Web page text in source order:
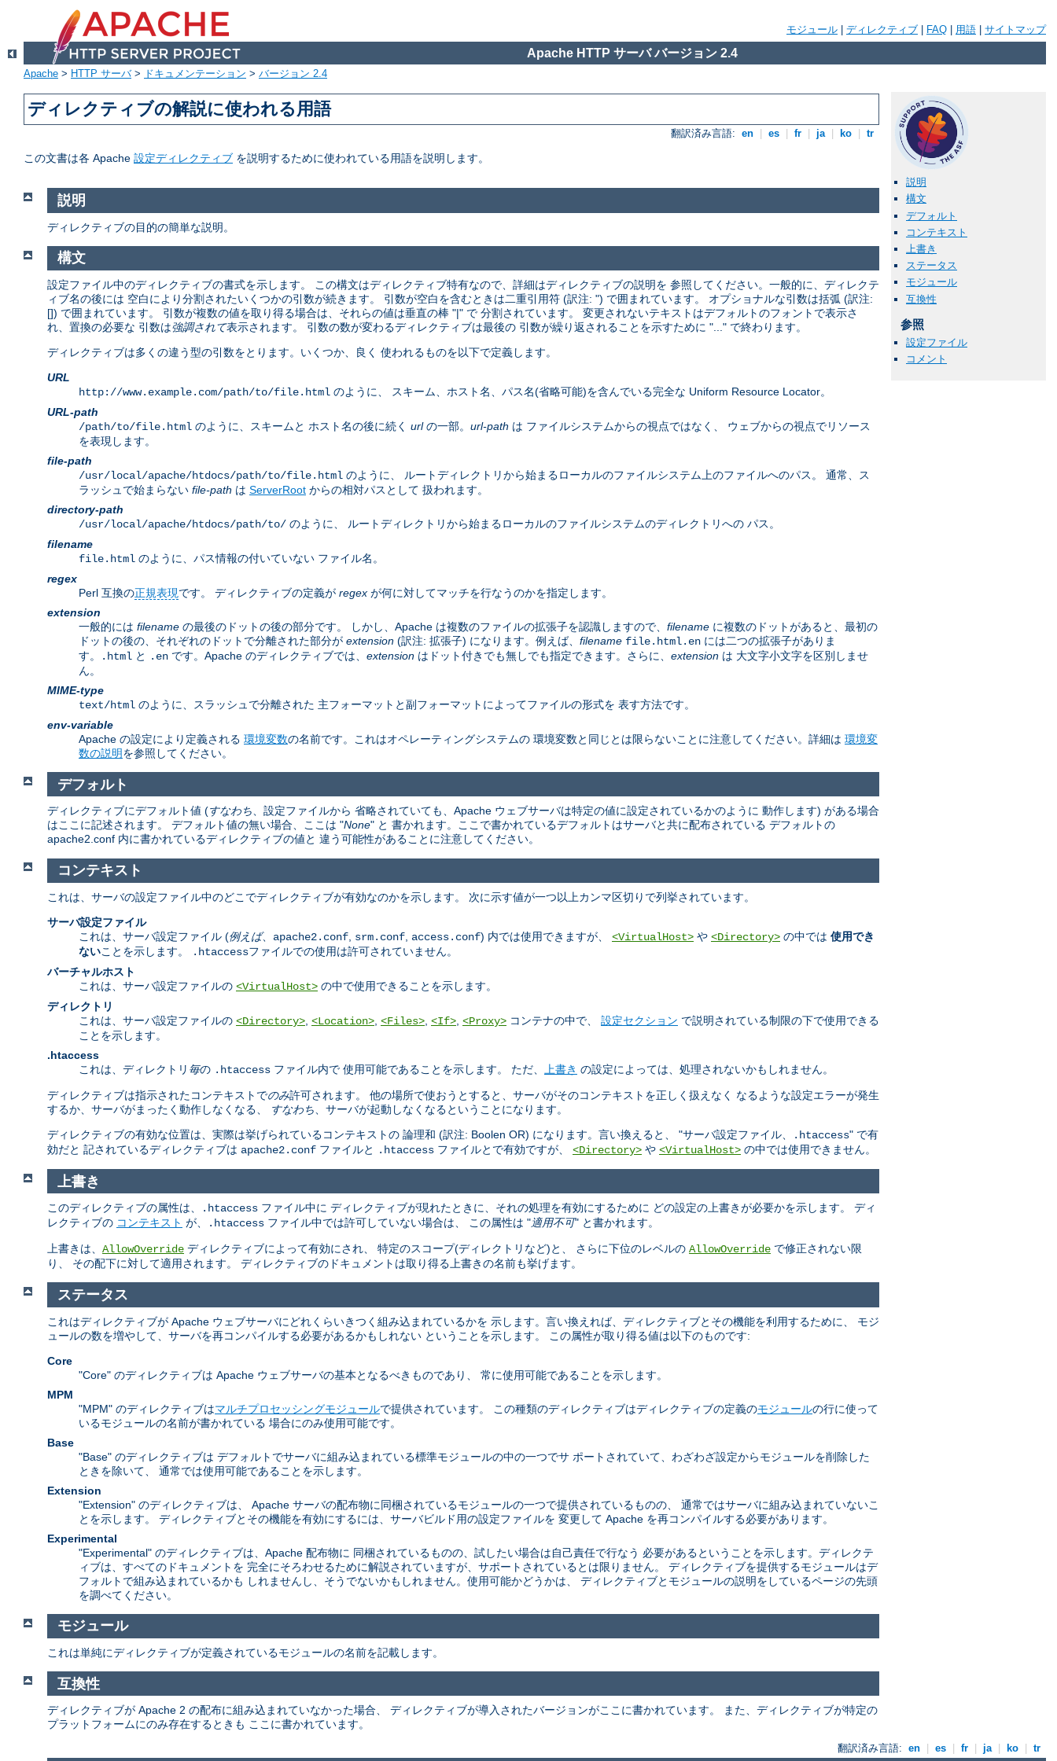
モジュール ディレクティブ FAQ 用語 サイトマップ
Apache HTTP サーバ バージョン 2.4
Apache > HTTP サーバ> ドキュメンテーション > バージョン 2.4
ディレクティブの解説に使われる用語
翻訳済み言語: en es fr ja ko tr
この文書は各 Apache 設定ディレクティブ を説明するために使われている用語を説明します。
説明
構文
デフォルト
コンテキスト
上書き
ステータス
モジュール
互換性
参照
設定ファイル
コメント
説明
ディレクティブの目的の簡単な説明。
構文
設定ファイル中のディレクティブの書式を示します。 この構文はディレクティブ特有なので、詳細はディレクティブの説明を 参照してください。一般的に、ディレクテ
ィブ名の後には 空白により分割されたいくつかの引数が続きます。 引数が空白を含むときは二重引用符 (訳注: ") で囲まれています。 オプショナルな引数は括弧 (訳注:
[]) で囲まれています。 引数が複数の値を取り得る場合は、それらの値は垂直の棒 "|" で 分割されています。 変更されないテキストはデフォルトのフォントで表示さ
れ、置換の必要な 引数は強調されて表示されます。 引数の数が変わるディレクティブは最後の 引数が繰り返されることを示すために "..." で終わります。
ディレクティブは多くの違う型の引数をとります。いくつか、良く 使われるものを以下で定義します。
URL
http://www.example.com/path/to/file.html のように、 スキーム、ホスト名、パス名(省略可能)を含んでいる完全な Uniform Resource Locator。
URL-path
/path/to/file.html のように、スキームと ホスト名の後に続く urlの一部。 url-path は ファイルシステムからの視点ではなく、 ウェブからの視点でリソース
を表現します。
file-path
/usr/local/apache/htdocs/path/to/file.html のように、 ルートディレクトリから始まるローカルのファイルシステム上のファイルへのパス。 通常、ス
ラッシュで始まらない file-path は ServerRoot からの相対パスとして 扱われます。
directory-path
/usr/local/apache/htdocs/path/to/ のように、 ルートディレクトリから始まるローカルのファイルシステムのディレクトリへの パス。
filename
file.html のように、パス情報の付いていない ファイル名。
regex
Perl 互換の正規表現です。 ディレクティブの定義が regex が何に対してマッチを行なうのかを指定します。
extension
一般的には filename の最後のドットの後の部分です。 しかし、Apache は複数のファイルの拡張子を認識しますので、 filename に複数のドットがあると、最初の
ドットの後の、それぞれのドットで分離された部分が extension (訳注: 拡張子) になります。例えば、 filename file.html.en には二つの拡張子がありま
す。
.html と .en です。Apache のディレクティブでは、 extension はドット付きでも無しでも指定できます。さらに、 extension は 大文字小文字を区別しませ
ん。
MIME-type
text/html のように、スラッシュで分離された 主フォーマットと副フォーマットによってファイルの形式を 表す方法です。
env-variable
Apache の設定により定義される 環境変数の名前です。これはオペレーティングシステムの 環境変数と同じとは限らないことに注意してください。詳細は 環境変
数の説明を参照してください。
デフォルト
ディレクティブにデフォルト値 (すなわち、設定ファイルから 省略されていても、Apache ウェブサーバは特定の値に設定されているかのように 動作します) がある場合
はここに記述されます。 デフォルト値の無い場合、ここは "None" と 書かれます。ここで書かれているデフォルトはサーバと共に配布されている デフォルトの
apache2.conf 内に書かれているディレクティブの値と 違う可能性があることに注意してください。
コンテキスト
これは、サーバの設定ファイル中のどこでディレクティブが有効なのかを示します。 次に示す値が一つ以上カンマ区切りで列挙されています。
サーバ設定ファイル
これは、サーバ設定ファイル (例えば、 apache2.conf srm.conf access.conf) 内では使用できますが、 <VirtualHost> や <Directory> の中では 使用でき
ないことを示します。 .htaccessファイルでの使用は許可されていません。
バーチャルホスト
これは、サーバ設定ファイルの <VirtualHost> の中で使用できることを示します。
ディレクトリ
これは、サーバ設定ファイルの <Directory> <Location> <Files> <If> <Proxy> コンテナの中で、 設定セクション で説明されている制限の下で使用できる
ことを示します。
.htaccess
これは、ディレクトリ 毎の .htaccess ファイル内で 使用可能であることを示します。 ただ、 上書き の設定によっては、処理されないかもしれません。
ディレクティブは指示されたコンテキストでのみ許可されます。 他の場所で使おうとすると、サーバがそのコンテキストを正しく扱えなく なるような設定エラーが発生
するか、サーバがまったく動作しなくなる、
すなわち 、サーバが起動しなくなるということになります。
ディレクティブの有効な位置は、実際は挙げられているコンテキストの 論理和 (訳注: Boolen OR) になります。言い換えると、 "サーバ設定ファイル、.htaccess" で有
効だと 記されているディレクティブは apache2.conf ファイルと .htaccess ファイルとで有効ですが、 <Directory> や <VirtualHost> の中では使用できません。
上書き
このディレクティブの属性は、 .htaccess ファイル中に ディレクティブが現れたときに、それの処理を有効にするために どの設定の上書きが必要かを示します。 ディ
レクティブの コンテキスト が、 .htaccess ファイル中では許可していない場合は、 この属性は "適用不可" と書かれます。
上書きは、 AllowOverride ディレクティブによって有効にされ、 特定のスコープ(ディレクトリなど)と、 さらに下位のレベルの AllowOverride で修正されない限
り、 その配下に対して適用されます。 ディレクティブのドキュメントは取り得る上書きの名前も挙げます。
ステータス
これはディレクティブが Apache ウェブサーバにどれくらいきつく組み込まれているかを 示します。言い換えれば、ディレクティブとその機能を利用するために、 モジ
ュールの数を増やして、サーバを再コンパイルする必要があるかもしれない ということを示します。 この属性が取り得る値は以下のものです:
Core
"Core" のディレクティブは Apache ウェブサーバの基本となるべきものであり、 常に使用可能であることを示します。
MPM
"MPM" のディレクティブはマルチプロセッシングモジュールで提供されています。 この種類のディレクティブはディレクティブの定義のモジュールの行に使って
いるモジュールの名前が書かれている 場合にのみ使用可能です。
Base
"Base" のディレクティブは デフォルトでサーバに組み込まれている標準モジュールの中の一つでサ ポートされていて、わざわざ設定からモジュールを削除した
ときを除いて、 通常では使用可能であることを示します。
Extension
"Extension" のディレクティブは、 Apache サーバの配布物に同梱されているモジュールの一つで提供されているものの、 通常ではサーバに組み込まれていないこ
とを示します。 ディレクティブとその機能を有効にするには、サーバビルド用の設定ファイルを 変更して Apache を再コンパイルする必要があります。
Experimental
"Experimental" のディレクティブは、Apache 配布物に 同梱されているものの、試したい場合は自己責任で行なう 必要があるということを示します。ディレクテ
ィブは、すべてのドキュメントを 完全にそろわせるために解説されていますが、サポートされているとは限りません。 ディレクティブを提供するモジュールはデ
フォルトで組み込まれているかも しれませんし、そうでないかもしれません。使用可能かどうかは、 ディレクティブとモジュールの説明をしているページの先頭
を調べてください。
モジュール
これは単純にディレクティブが定義されているモジュールの名前を記載します。
互換性
ディレクティブが Apache 2 の配布に組み込まれていなかった場合、 ディレクティブが導入されたバージョンがここに書かれています。 また、ディレクティブが特定の
プラットフォームにのみ存在するときも ここに書かれています。
翻訳済み言語: en es fr ja ko tr